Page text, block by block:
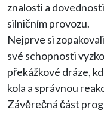
znalosti a
silničním provozu.
Nejprve si
své schopnosti
překážkové dráze,
kola a správnou
Závěrečná část